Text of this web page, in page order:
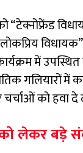
“टेक्नोफ्रेंड
में
गलियारों
को हवा दे
लेकर बड़े